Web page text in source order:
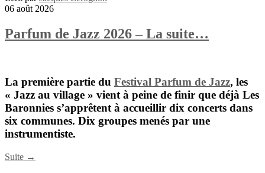
06 août 2026
Parfum de Jazz 2026 – La suite…
La première partie du Festival Parfum de Jazz, les
« Jazz au village » vient à peine de finir que déjà Les
Baronnies s’apprêtent à accueillir dix concerts dans
six communes. Dix groupes menés par une
instrumentiste.
Suite →